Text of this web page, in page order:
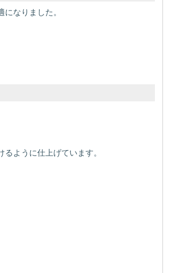
なりました。
ように仕上げています。